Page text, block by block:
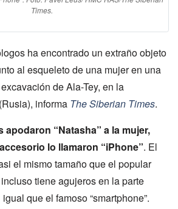
Times.
ha encontrado un extraño objeto
al esqueleto de una mujer en una
de Ala-Tey, en la
informa The Siberian Times.
“Natasha” a la mujer,
lo llamaron “iPhone”. El
el mismo tamaño que el popular
tiene agujeros en la parte
que el famoso “smartphone”.